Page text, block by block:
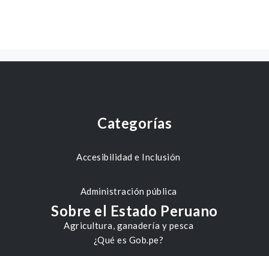
Categorías
Accesibilidad e Inclusión
Administración pública
Agricultura, ganadería y pesca
Sobre el Estado Peruano
¿Qué es Gob.pe?